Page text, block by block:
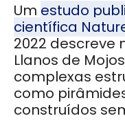
Um estudo
científica
2022 descreve
Llanos de
complexas
como
construídos